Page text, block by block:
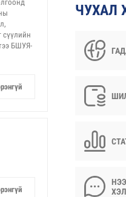
сүүлийн
БШУЯ-
ЧУХАЛ